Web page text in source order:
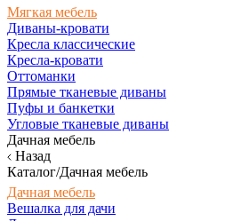
Мягкая мебель
Диваны-кровати
Кресла классические
Кресла-кровати
Оттоманки
Прямые тканевые диваны
Пуфы и банкетки
Угловые тканевые диваны
Дачная мебель
Назад
Каталог/Дачная мебель
Дачная мебель
Вешалка для дачи